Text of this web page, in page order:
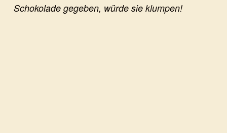
Schokolade gegeben, würde sie klumpen!